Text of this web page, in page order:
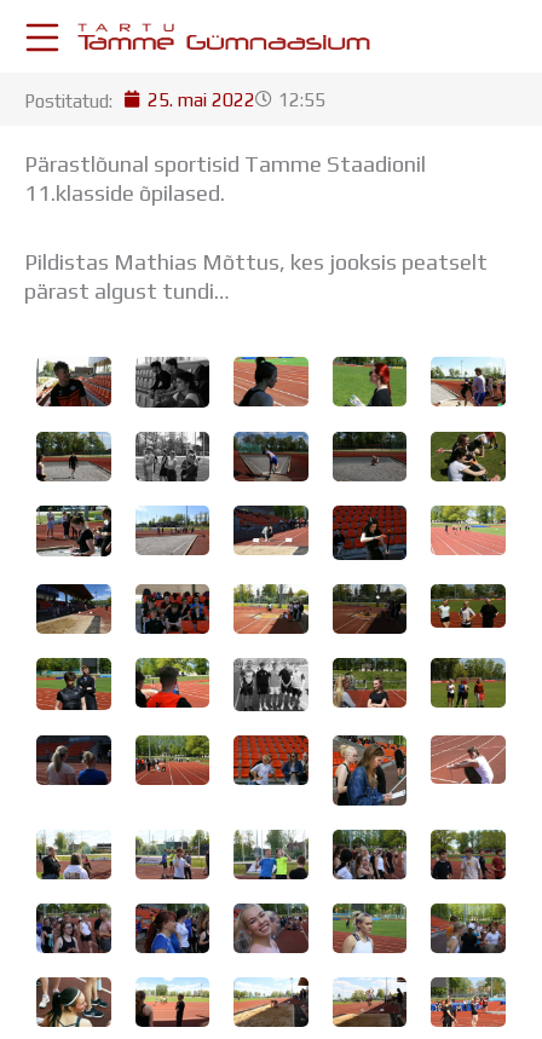
KESKKONNAD
Postkast
Drive
Tamme Leht
Kooliraadio
ÕPPETÖÖ
Tunniplaan
Aastaplaan
Õppekava
Ainepassid
Huviringid
Õpilastööd (UPT)
Distantsõpe
Kodukord
Projektid
ÜLDINFO
Sisseastumine
Meie kool
Dokumendid
Uudised
Lapsevanemale
Toitlustamine
Virtuaaltuur
Õpilasesindus
Kontaktid
Postitatud: 25. mai 2022 12:55
Pärastlõunal sportisid Tamme Staadionil
11.klasside õpilased.
Pildistas Mathias Mõttus, kes jooksis peatselt
pärast algust tundi…